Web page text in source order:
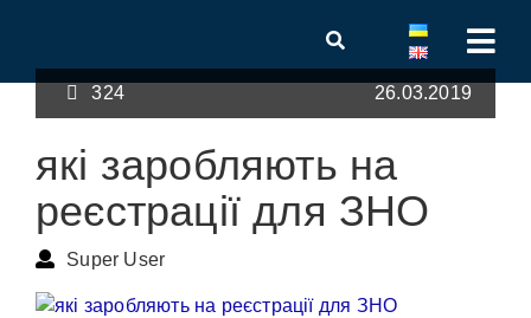
324 26.03.2019
які заробляють на
реєстрації для ЗНО
Super User